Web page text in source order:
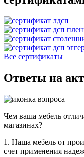
Все сертификаты
Ответы на
Чем ваша мебель
магазинах?
1. Наша мебель от
счет применения